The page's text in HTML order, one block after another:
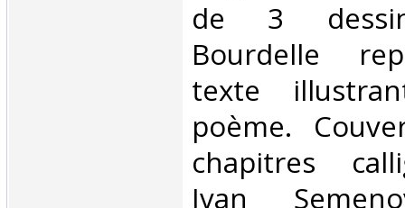
de 3
Bourdelle
texte
poème.
chapitres
Ivan